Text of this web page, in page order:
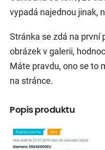
vypadá najednou jinak,
Stránka se zdá na první
obrázek v galerii,
Máte pravdu, ono se to
na stránce.
Popis produktu